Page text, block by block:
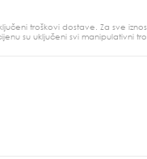
troškovi dostave. Za sve
su uključeni svi manipulativni